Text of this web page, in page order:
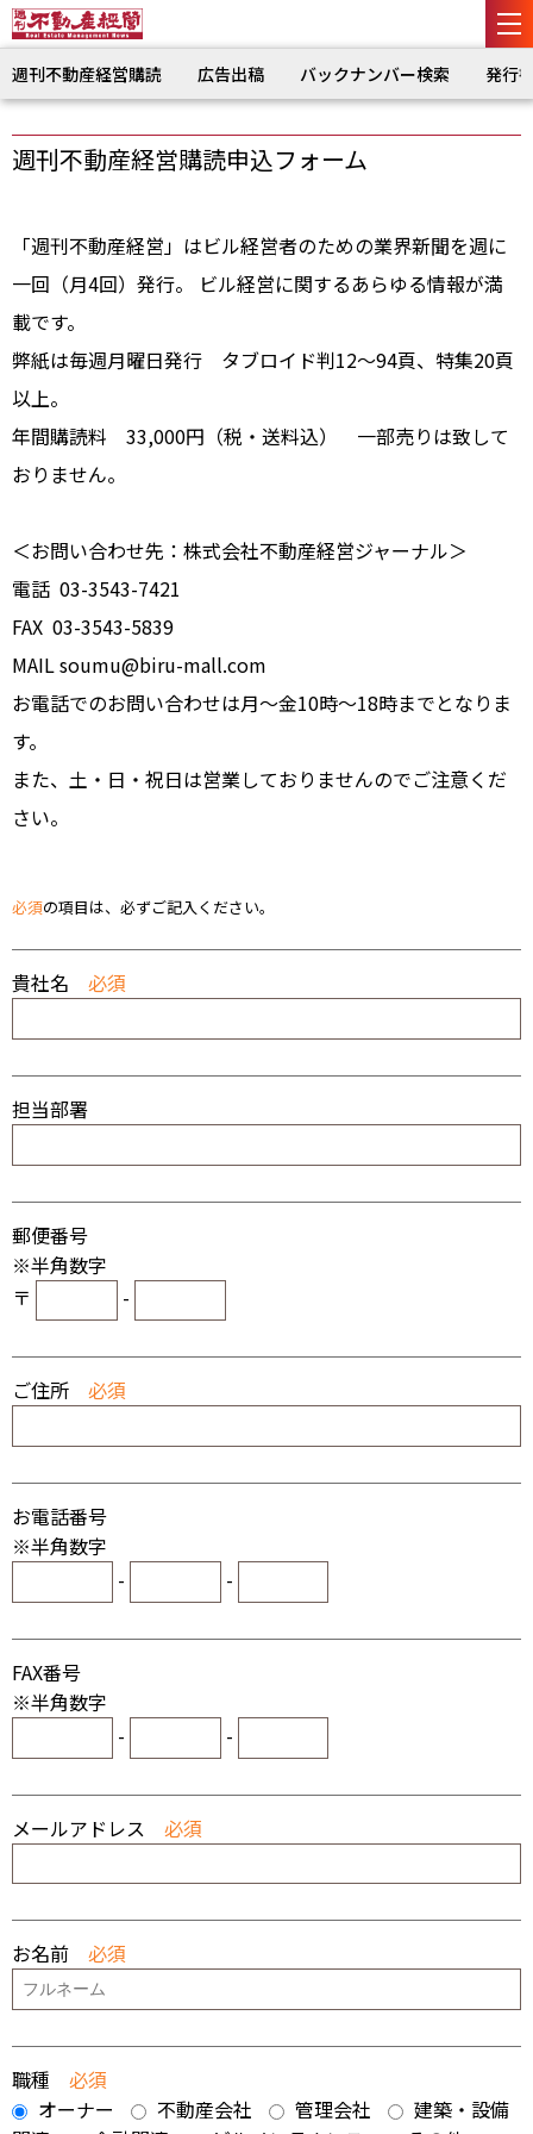
週刊不動産経営購読 広告出稿 バックナンバー検索 発行
週刊不動産経営購読申込フォーム
「週刊不動産経営」はビル経営者のための業界新聞を週に
一回（月4回）発行。 ビル経営に関するあらゆる情報が満
載です。
弊紙は毎週月曜日発行 タブロイド判12〜94頁、特集20頁
以上。
年間購読料 33,000円（税・送料込） 一部売りは致して
おりません。
＜お問い合わせ先：株式会社不動産経営ジャーナル＞
電話 03-3543-7421
FAX 03-3543-5839
MAIL soumu@biru-mall.com
お電話でのお問い合わせは月〜金10時〜18時までとなりま
す。
また、土・日・祝日は営業しておりませんのでご注意くだ
さい。
必須の項目は、必ずご記入ください。
貴社名 必須
担当部署
郵便番号
※半角数字
〒
-
ご住所 必須
お電話番号
※半角数字
-
-
FAX番号
※半角数字
-
-
メールアドレス 必須
お名前 必須
職種 必須
オーナー
不動産会社 管理会社
建築・設備